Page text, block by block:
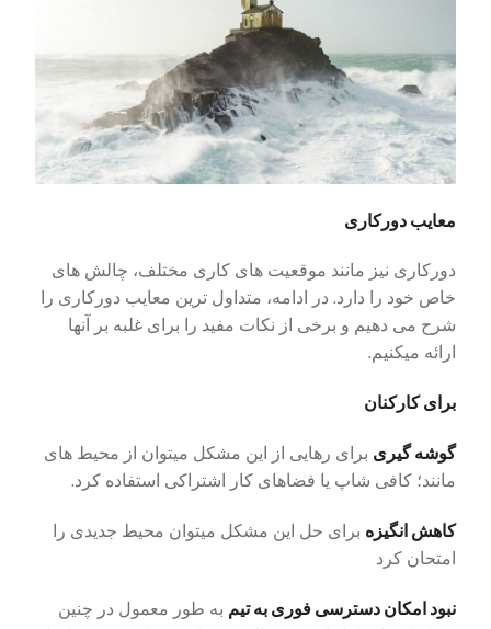
معایب دورکاری
دورکاری نیز مانند موقعیت های کاری مختلف، چالش های
خاص خود را دارد. در ادامه، متداول ترین معایب دورکاری را
شرح می دهیم و برخی از نکات مفید را برای غلبه بر آنها
ارائه میکنیم.
برای کارکنان
گوشه گیری برای رهایی از این مشکل میتوان از محیط های
مانند؛ کافی شاپ یا فضاهای کار اشتراکی استفاده کرد.
کاهش انگیزه برای حل این مشکل میتوان محیط جدیدی را
امتحان کرد
نبود امکان دسترسی فوری به تیم به طور معمول در چنین